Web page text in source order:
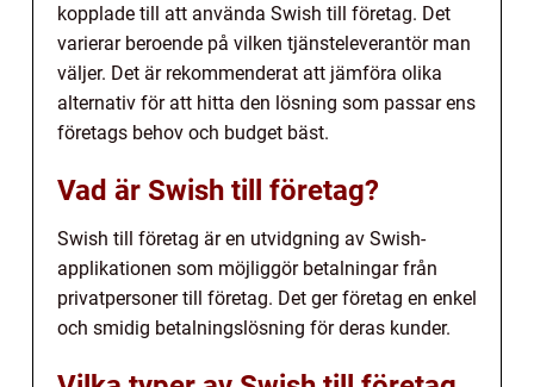
kopplade till att använda Swish till företag. Det
varierar beroende på vilken tjänsteleverantör man
väljer. Det är rekommenderat att jämföra olika
alternativ för att hitta den lösning som passar ens
företags behov och budget bäst.
Vad är Swish till företag?
Swish till företag är en utvidgning av Swish-
applikationen som möjliggör betalningar från
privatpersoner till företag. Det ger företag en enkel
och smidig betalningslösning för deras kunder.